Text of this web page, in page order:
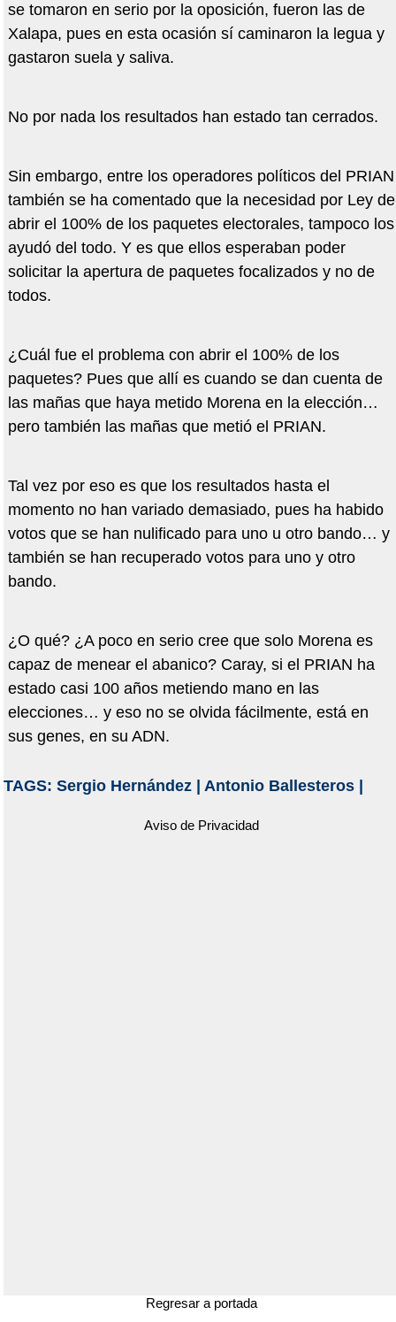
se tomaron en serio por la oposición, fueron las de
Xalapa, pues en esta ocasión sí caminaron la legua y
gastaron suela y saliva.
No por nada los resultados han estado tan cerrados.
Sin embargo, entre los operadores políticos del PRIAN
también se ha comentado que la necesidad por Ley de
abrir el 100% de los paquetes electorales, tampoco los
ayudó del todo. Y es que ellos esperaban poder
solicitar la apertura de paquetes focalizados y no de
todos.
¿Cuál fue el problema con abrir el 100% de los
paquetes? Pues que allí es cuando se dan cuenta de
las mañas que haya metido Morena en la elección…
pero también las mañas que metió el PRIAN.
Tal vez por eso es que los resultados hasta el
momento no han variado demasiado, pues ha habido
votos que se han nulificado para uno u otro bando… y
también se han recuperado votos para uno y otro
bando.
¿O qué? ¿A poco en serio cree que solo Morena es
capaz de menear el abanico? Caray, si el PRIAN ha
estado casi 100 años metiendo mano en las
elecciones… y eso no se olvida fácilmente, está en
sus genes, en su ADN.
TAGS: Sergio Hernández| Antonio Ballesteros|
Aviso de Privacidad
Regresar a portada